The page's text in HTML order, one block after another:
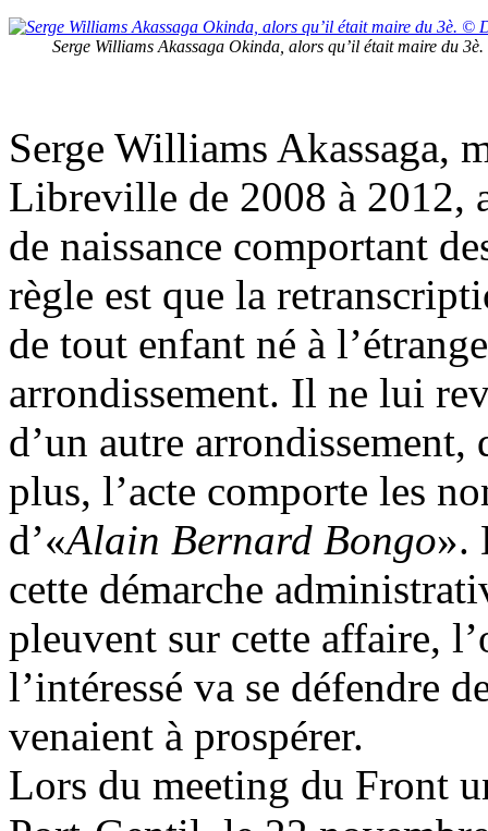
Serge Williams Akassaga Okinda, alors qu’il était maire du
Serge Williams Akassaga,
Libreville de 2008 à 2012,
de naissance comportant
règle est que la
de tout enfant né à
arrondissement. Il ne lui
d’un autre arrondissement,
plus, l’acte comporte les
d’«Alain Bernard Bongo».
cette démarche
pleuvent sur cette affaire,
l’intéressé va se défendre
venaient à prospérer.
Lors du meeting du Front